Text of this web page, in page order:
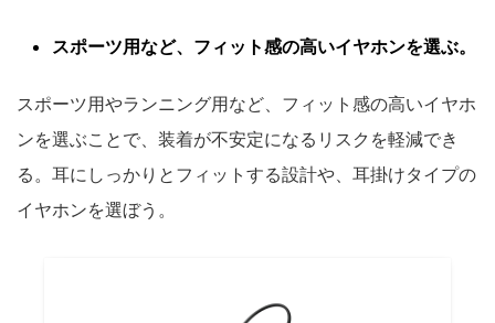
スポーツ用など、フィット感の高いイヤホンを選ぶ。
スポーツ用やランニング用など、フィット感の高いイヤホ
ンを選ぶことで、装着が不安定になるリスクを軽減でき
る。耳にしっかりとフィットする設計や、耳掛けタイプの
イヤホンを選ぼう。